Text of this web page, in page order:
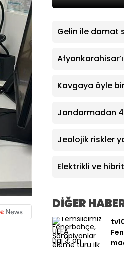
Gelin ile damat
atıldı
Kavgaya öyle
Jandarmadan
Jeolojik riskler
Elektrikli ve
DİĞER